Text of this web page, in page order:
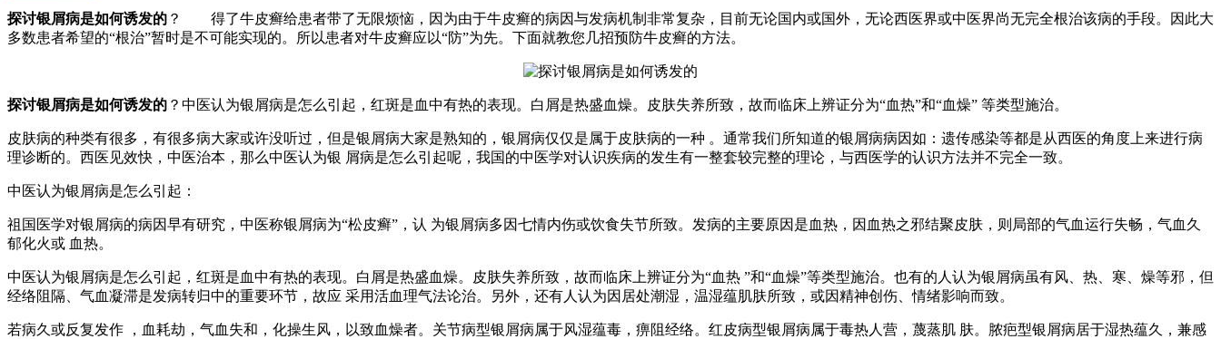
探讨银屑病是如何诱发的 ？ 得了牛皮癣给患者带了无限烦恼，因为由于牛皮癣的病因与发病机制非常复杂，目前无论国内或国外，无论西医界或中医界尚无完全根治该病的手段。因此大
多数患者希望的“根治”暂时是不可能实现的。所以患者对牛皮癣应以“防”为先。下面就教您几招预防牛皮癣的方法。
探讨银屑病是如何诱发的 ？中医认为银屑病是怎么引起，红斑是血中有热的表现。白屑是热盛血燥。皮肤失养所致，故而临床上辨证分为“血热”和“血燥” 等类型施治。
皮肤病的种类有很多，有很多病大家或许没听过，但是银屑病大家是熟知的，银屑病仅仅是属于皮肤病的一种 。通常我们所知道的银屑病病因如：遗传感染等都是从西医的角度上来进行病
理诊断的。西医见效快，中医治本，那么中医认为银 屑病是怎么引起呢，我国的中医学对认识疾病的发生有一整套较完整的理论，与西医学的认识方法并不完全一致。
中医认为银屑病是怎么引起：
祖国医学对银屑病的病因早有研究，中医称银屑病为“松皮癣”，认 为银屑病多因七情内伤或饮食失节所致。发病的主要原因是血热，因血热之邪结聚皮肤，则局部的气血运行失畅，气血久
郁化火或 血热。
中医认为银屑病是怎么引起，红斑是血中有热的表现。白屑是热盛血燥。皮肤失养所致，故而临床上辨证分为“血热 ”和“血燥”等类型施治。也有的人认为银屑病虽有风、热、寒、燥等邪，但
经络阻隔、气血凝滞是发病转归中的重要环节，故应 采用活血理气法论治。另外，还有人认为因居处潮湿，温湿蕴肌肤所致，或因精神创伤、情绪影响而致。
若病久或反复发作 ，血耗劫，气血失和，化操生风，以致血燥者。关节病型银屑病属于风湿蕴毒，痹阻经络。红皮病型银屑病属于毒热人营，蔑蒸肌 肤。脓疤型银屑病居于湿热蕴久，兼感